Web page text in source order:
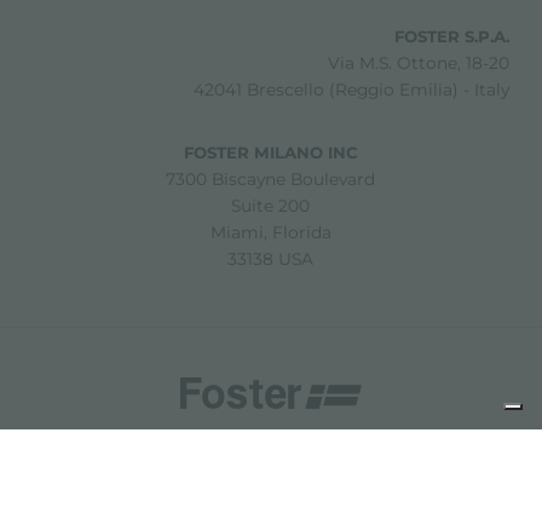
FOSTER S.P.A.
Via M.S. Ottone, 18-20
42041 Brescello (Reggio Emilia) - Italy
FOSTER MILANO INC
7300 Biscayne Boulevard
Suite 200
Miami, Florida
33138 USA